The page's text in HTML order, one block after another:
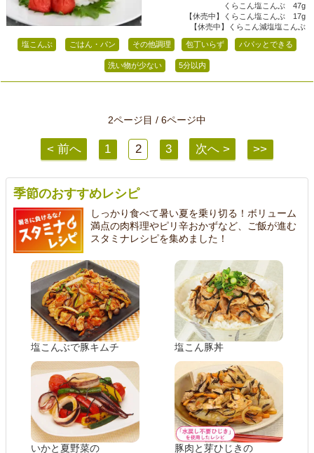
くらこん塩こんぶ 47g
【休売中】くらこん塩こんぶ 17g
【休売中】くらこん減塩塩こんぶ
塩こんぶ ごはん・パン その他調理 包丁いらず パパッとできる
洗い物が少ない 5分以内
2ページ目 / 6ページ中
< 前へ 1 2 3 次へ > >>
季節のおすすめレシピ
しっかり食べて暑い夏を乗り切る！ボリューム
満点の肉料理やピリ辛おかずなど、ご飯が進む
スタミナレシピを集めました！
塩こんぶで豚キムチ 塩こん豚丼
いかと夏野菜の 豚肉と芽ひじきの